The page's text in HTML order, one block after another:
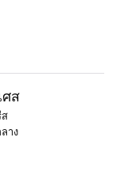
ศส
ส
าง